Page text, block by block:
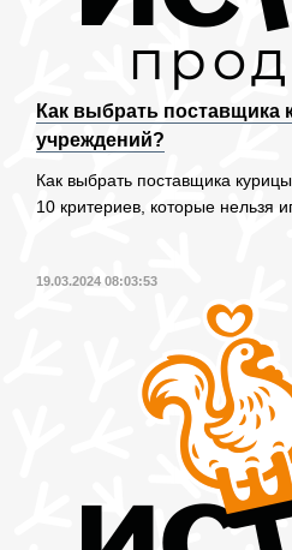
Как выбрать поставщика
учреждений?
Как выбрать поставщика
10 критериев, которые нельзя
19.03.2024 08:03:53